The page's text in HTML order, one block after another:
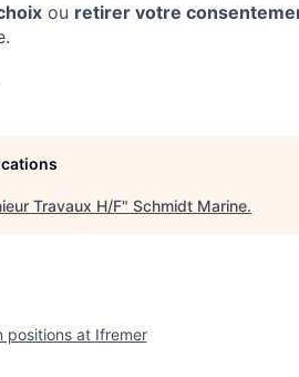
ou retirer votre
Travaux H/F" Schmidt Marine.
positions at Ifremer